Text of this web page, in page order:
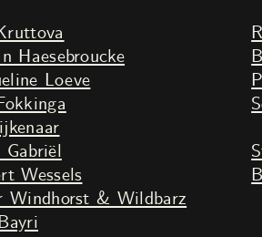
Haesebroucke
Loeve
Wessels
Windhorst & Wildbarz